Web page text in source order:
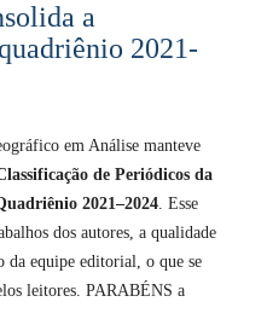
a
2021-
em Análise manteve
de Periódicos da
2021–2024. Esse
dos autores, a qualidade
da equipe editorial, o que se
leitores. PARABÉNS a